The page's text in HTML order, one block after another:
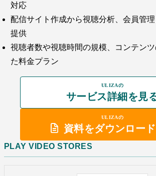
対応
配信サイト作成から視聴分析、会員管
提供
視聴者数や視聴時間の規模、コンテン
た料金プラン
ULIZAの
サービス詳細を見
ULIZAの
資料をダウンロー
PLAY VIDEO STORES